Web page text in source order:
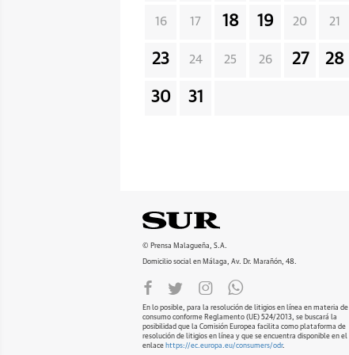
16 17 18 19 20 21
23 24 25 26 27 28
30 31
© Prensa Malagueña, S.A.
Domicilio social en Málaga, Av. Dr. Marañón, 48.
En lo posible, para la resolución de litigios en línea en materia de
consumo conforme Reglamento (UE) 524/2013, se buscará la
posibilidad que la Comisión Europea facilita como plataforma de
resolución de litigios en línea y que se encuentra disponible en el
enlace https://ec.europa.eu/consumers/odr.